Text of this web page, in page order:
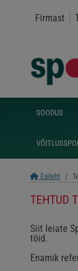
Firmast
SOODUS
Esileht
TEHTUD
Siit leiate
töid.
Enamik